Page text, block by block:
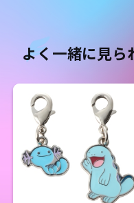
よく一緒に見ら